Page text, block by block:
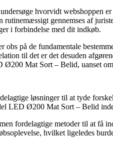
hvorvidt webshoppen
gennemses af
i forbindelse med dit indkøb.
obs på de fundamentale
til det er det desuden
Mat Sort – Belid, uanset
løsninger til at tyde
LED Ø200 Mat Sort – Belid
fordelagtige metoder til at få
hvilket ligeledes